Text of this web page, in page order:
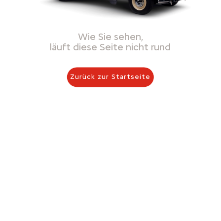
Wie Sie sehen,
läuft diese Seite nicht rund
Zurück zur Startseite